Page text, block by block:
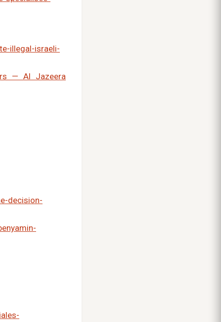
illegal-israeli-
— Al Jazeera
decision-